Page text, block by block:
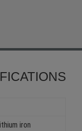
iron